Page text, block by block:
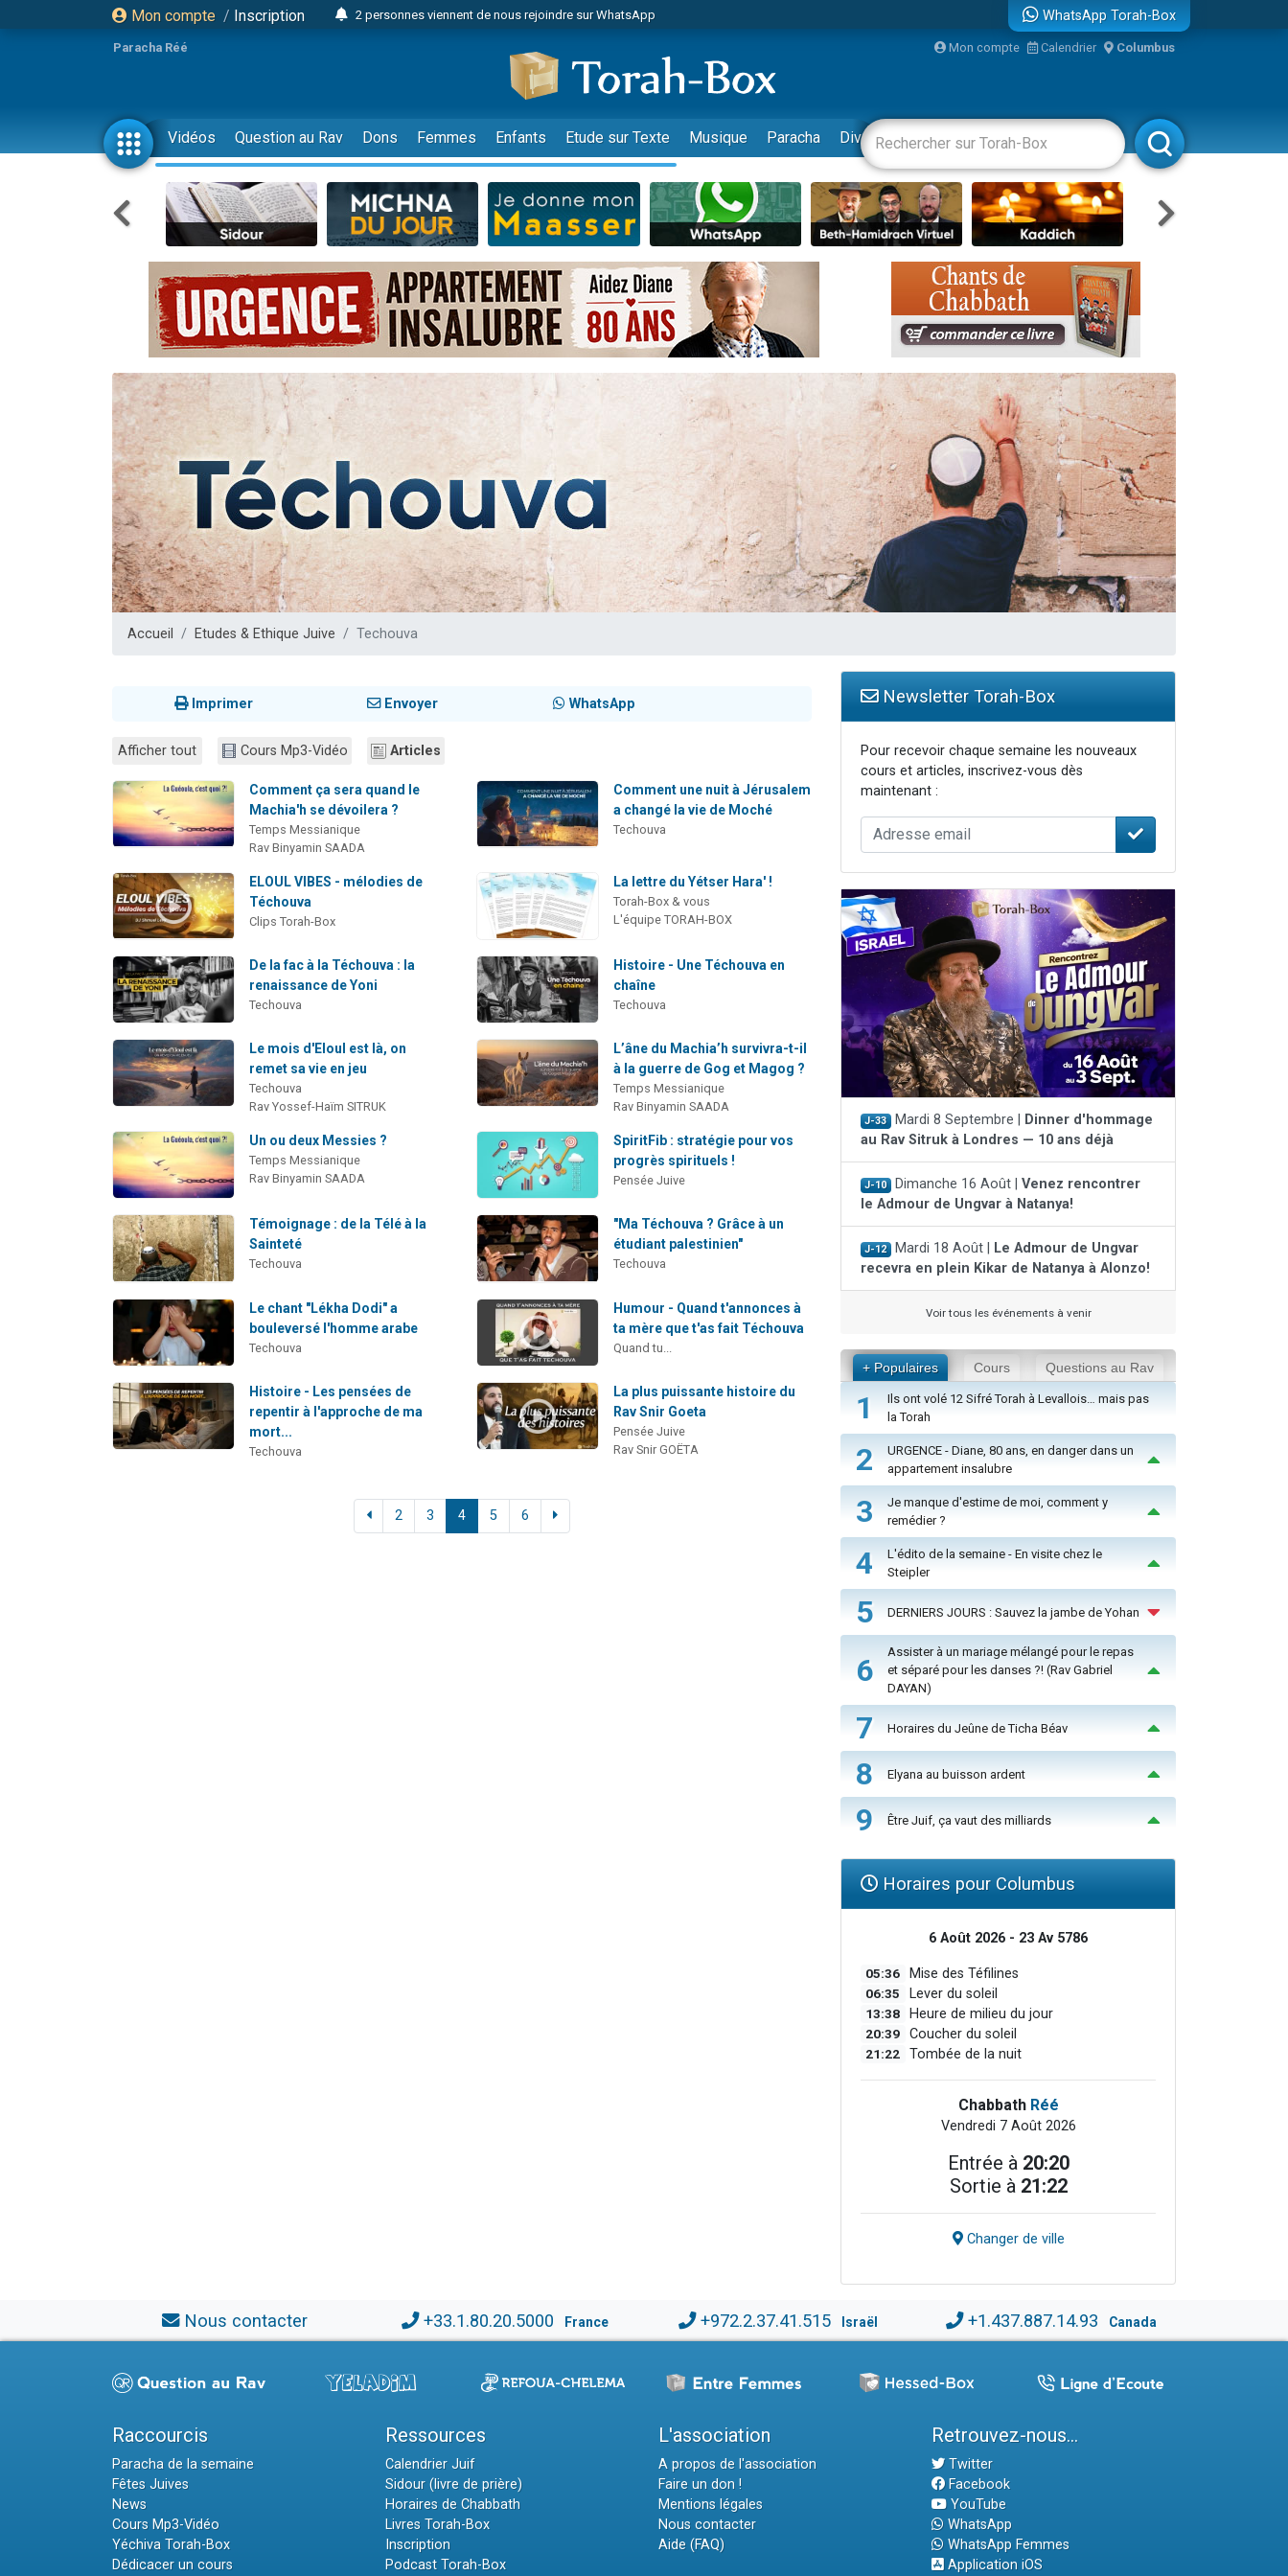
Mon compte / Inscription
2 personnes viennent de nous rejoindre sur WhatsApp
12 nouvelles musiques dans Torah-Box Music
30 personnes viennent de faire un don pour Sauvez la jambe de Yohan
Il reste 49 places pour étudier en groupe sur Zoom
3 personnes viennent de nous rejoindre sur WhatsApp
2 personnes viennent de nous rejoindre sur WhatsApp
3 personnes viennent de nous rejoindre sur WhatsApp
2 nouvelles musiques dans Torah-Box Music
8 personnes viennent de faire un don pour Tsédaka : pauvres d'Israel
Nouvelle émission radio : Visions de grandeur n°104 : Le Chabbath et le Birkat Hamazone à travers le temps
61 personnes viennent de demander une bénédiction
Il reste 49 places pour étudier en groupe sur Zoom
Ariel vient de donner son Maasser
Nathaniel vient de donner son Maasser
6 personnes viennent de faire un don pour 5 enfants déjà orphelins risquent de perdre leur maman
2 personnes viennent de faire un don pour Reloger Rivka, 6 enfants, victime de violences...
10 personnes viennent de demander une bénédiction
Il reste 49 places pour étudier en groupe sur Zoom
3 personnes viennent de faire un don pour Diane, 80 ans, dans un appartement insalubre
WhatsApp Torah-Box
Paracha Réé Mon compte Calendrier Columbus
Vidéos Question au Rav Dons Femmes Enfants Etude sur Texte Musique Paracha Divertissements Livres Rabbanim
Accueil Etudes & Ethique Juive Techouva
Imprimer Envoyer WhatsApp
Afficher tout Cours Mp3-Vidéo Articles
Comment ça sera quand le
Machia'h se dévoilera ?
Temps Messianique
Rav Binyamin SAADA
Comment une nuit à Jérusalem
a changé la vie de Moché
Techouva
ELOUL VIBES - mélodies de
Téchouva
Clips Torah-Box
La lettre du Yétser Hara' !
Torah-Box & vous
L'équipe TORAH-BOX
De la fac à la Téchouva : la
renaissance de Yoni
Techouva
Histoire - Une Téchouva en
chaîne
Techouva
Le mois d'Eloul est là, on
remet sa vie en jeu
Techouva
Rav Yossef-Haïm SITRUK
L’âne du Machia’h survivra-t-il
à la guerre de Gog et Magog ?
Temps Messianique
Rav Binyamin SAADA
Un ou deux Messies ?
Temps Messianique
Rav Binyamin SAADA
SpiritFib : stratégie pour vos
progrès spirituels !
Pensée Juive
Témoignage : de la Télé à la
Sainteté
Techouva
"Ma Téchouva ? Grâce à un
étudiant palestinien"
Techouva
Le chant "Lékha Dodi" a
bouleversé l'homme arabe
Techouva
Humour - Quand t'annonces à
ta mère que t'as fait Téchouva
Quand tu...
Histoire - Les pensées de
repentir à l'approche de ma
mort...
Techouva
La plus puissante histoire du
Rav Snir Goeta
Pensée Juive
Rav Snir GOËTA
2 3 4 5 6
Newsletter Torah-Box
Pour recevoir chaque semaine les nouveaux
cours et articles, inscrivez-vous dès
maintenant :
J-33 Mardi 8 Septembre |
Dinner d'hommage
au Rav Sitruk à Londres — 10 ans déjà
J-10 Dimanche 16 Août | Venez rencontrer
le Admour de Ungvar à Natanya!
J-12 Mardi 18 Août |
Le Admour de Ungvar
recevra en plein Kikar de Natanya à Alonzo!
Voir tous les événements à venir
+ Populaires Cours Questions au Rav
1
Ils ont volé 12 Sifré Torah à Levallois… mais pas
la Torah
2
URGENCE - Diane, 80 ans, en danger dans un
appartement insalubre
3
Je manque d'estime de moi, comment y
remédier ?
4
L'édito de la semaine - En visite chez le
Steipler
5 DERNIERS JOURS : Sauvez la jambe de Yohan
6
Assister à un mariage mélangé pour le repas
et séparé pour les danses ?! (Rav Gabriel
DAYAN)
7 Horaires du Jeûne de Ticha Béav
8 Elyana au buisson ardent
9 Être Juif, ça vaut des milliards
Horaires pour Columbus
6 Août 2026 - 23 Av 5786
05:36 Mise des Téfilines
06:35 Lever du soleil
13:38 Heure de milieu du jour
20:39 Coucher du soleil
21:22 Tombée de la nuit
Chabbath Réé
Vendredi 7 Août 2026
Entrée à 20:20
Sortie à 21:22
Changer de ville
Nous contacter +33.1.80.20.5000 France +972.2.37.41.515 Israël +1.437.887.14.93 Canada
Raccourcis
Paracha de la semaine
Fêtes Juives
News
Cours Mp3-Vidéo
Yéchiva Torah-Box
Dédicacer un cours
Ressources
Calendrier Juif
Sidour (livre de prière)
Horaires de Chabbath
Livres Torah-Box
Inscription
Podcast Torah-Box
L'association
A propos de l'association
Faire un don !
Mentions légales
Nous contacter
Aide (FAQ)
Retrouvez-nous...
Twitter
Facebook
YouTube
WhatsApp
WhatsApp Femmes
Application iOS